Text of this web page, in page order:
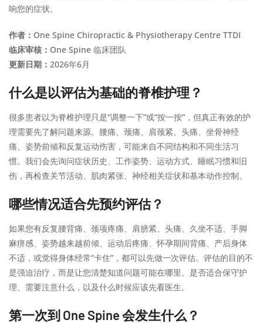
响您的症状。
作者： One Spine Chiropractic & Physiotherapy Centre TTDI
临床审核： One Spine 临床团队
更新日期： 2026年6月
什么是以评估为基础的脊椎护理？
很多患者以为脊椎护理只是“调整一下”或“按一按”，但真正有效的护
理需要先了解问题来源。腰痛、颈痛、肩颈紧、头痛、坐骨神经
痛、姿势前倾和反复运动伤害，可能来自不同结构和不同生活习
惯。我们会先询问症状历史、工作姿势、运动方式、睡眠习惯和旧
伤，再检查关节活动、肌肉紧张、神经相关症状和基本动作控制。
哪些情况适合先预约评估？
如果您有反复腰背痛、颈项疼痛、肩膀紧、头痛、久坐不适、手脚
麻痹感、姿势越来越前倾、运动后疼痛、怀孕期间背痛、产后身体
不适，或觉得身体经常“卡住”，都可以先做一次评估。评估的目的不
是强迫治疗，而是让您清楚知道问题可能在哪里、是否适合保守护
理、需要注意什么，以及什么时候应该先看医生。
第一次到 One Spine 会发生什么？